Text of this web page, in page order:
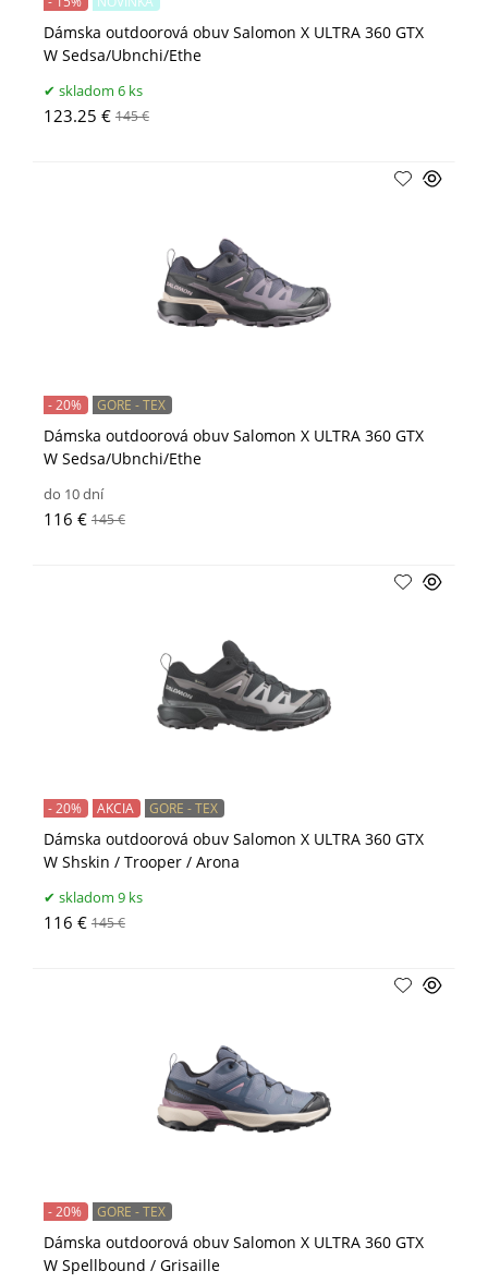
Dámska outdoorová obuv Salomon X ULTRA 360 GTX
W Sedsa/Ubnchi/Ethe
skladom 6 ks
123.25 € 145 €
Dámska outdoorová obuv Salomon X ULTRA 360 GTX
W Sedsa/Ubnchi/Ethe
- 20% GORE - TEX
do 10 dní
116 € 145 €
Dámska outdoorová obuv Salomon X ULTRA 360 GTX
W Shskin / Trooper / Arona
- 20% AKCIA GORE - TEX
skladom 9 ks
116 € 145 €
Dámska outdoorová obuv Salomon X ULTRA 360 GTX
W Spellbound / Grisaille
- 20% GORE - TEX